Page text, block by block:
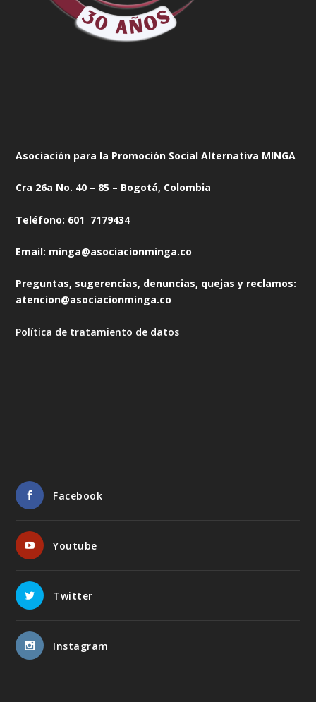
Asociación para la Promoción Social Alternativa MINGA
Cra 26a No. 40 – 85 – Bogotá, Colombia
Teléfono: 601 7179434
Email: minga@asociacionminga.co
Preguntas, sugerencias, denuncias, quejas y reclamos:
atencion@asociacionminga.co
Política de tratamiento de datos
Facebook
Youtube
Twitter
Instagram